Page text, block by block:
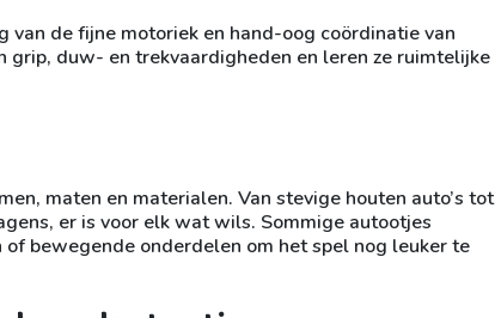
de fijne motoriek en hand-oog coördinatie van
grip, duw- en trekvaardigheden en leren ze ruimtelijke
maten en materialen. Van stevige houten auto’s tot
er is voor elk wat wils. Sommige autootjes
bewegende onderdelen om het spel nog leuker te